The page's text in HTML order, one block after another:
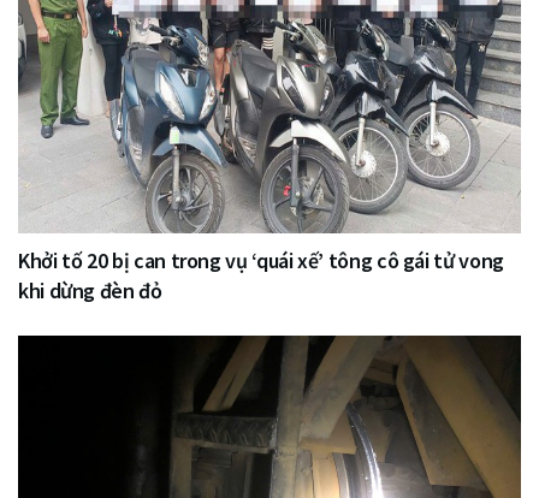
Khởi tố 20 bị can trong vụ ‘quái xế’ tông cô gái tử vong
khi dừng đèn đỏ